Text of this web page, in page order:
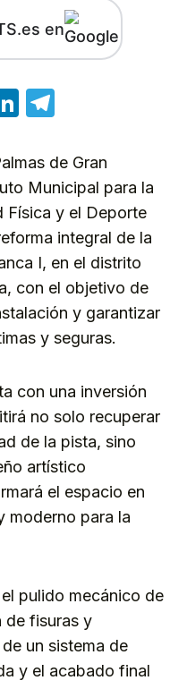
en
LinkedIn
de Gran
Municipal para la
Física y el Deporte
integral de la
I, en el distrito
con el objetivo de
y garantizar
y seguras.
con una inversión
no solo recuperar
de la pista, sino
artístico
el espacio en
moderno para la
pulido mecánico de
de fisuras y
un sistema de
y el acabado final